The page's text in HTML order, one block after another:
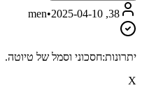
38, men
•2025-04-10
יתרונות:חסכוני וסמל של טיוטה.
X